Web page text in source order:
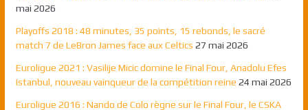
mai 2026
Playoffs 2018 : 48 minutes, 35 points, 15 rebonds, le sacré
match 7 de LeBron James face aux Celtics 27 mai 2026
Euroligue 2021 : Vasilije Micic domine le Final Four, Anadolu Efes
Istanbul, nouveau vainqueur de la compétition reine 24 mai 2026
Euroligue 2016 : Nando de Colo règne sur le Final Four, le CSKA